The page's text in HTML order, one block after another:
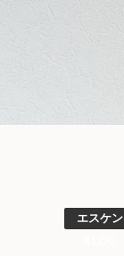
エスケン